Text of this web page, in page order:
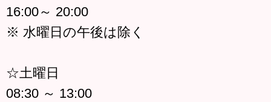
16:00～ 20:00
※ 水曜日の午後は除く
☆土曜日
08:30 ～ 13:00